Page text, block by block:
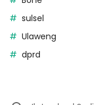
sulsel
Ulaweng
dprd